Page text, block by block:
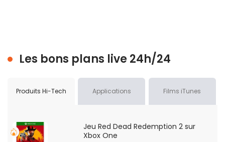
Les bons plans live 24h/24
Produits Hi-Tech Applications Films iTunes
Jeu Red Dead Redemption 2 sur
Xbox One